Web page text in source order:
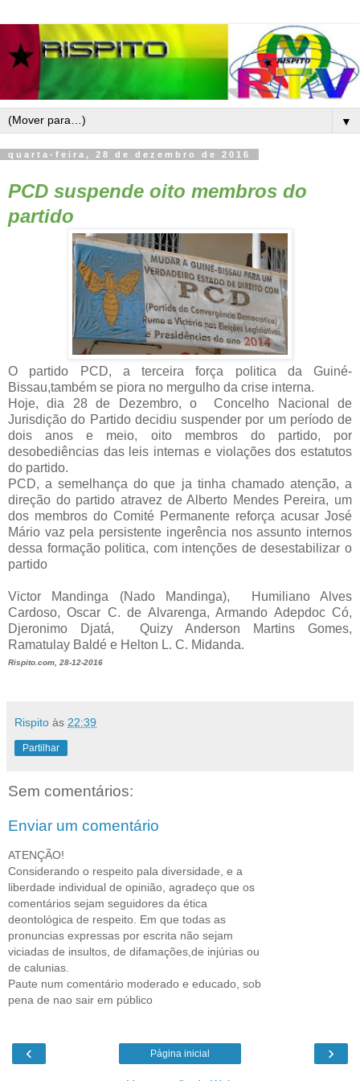
▼
quarta-feira, 28 de dezembro de 2016
PCD suspende oito membros do
partido
O partido PCD, a terceira força politica da Guiné-
Bissau,também se piora no mergulho da crise interna.
Hoje, dia 28 de Dezembro, o Concelho Nacional de
Jurisdição do Partido decidiu suspender por um período de
dois anos e meio, oito membros do partido, por
desobediências das leis internas e violações dos estatutos
do partido.
PCD, a semelhança do que ja tinha chamado atenção, a
direção do partido atravez de Alberto Mendes Pereira, um
dos membros do Comité Permanente reforça acusar José
Mário vaz pela persistente ingerência nos assunto internos
dessa formação politica, com intenções de desestabilizar o
partido
Victor Mandinga (Nado Mandinga), Humiliano Alves
Cardoso, Oscar C. de Alvarenga, Armando Adepdoc Có,
Djeronimo Djatá, Quizy Anderson Martins Gomes,
Ramatulay Baldé e Helton L. C. Midanda.
Rispito.com, 28-12-2016
Rispito às 22:39
Partilhar
Sem comentários:
Enviar um comentário
ATENÇÃO!
Considerando o respeito pala diversidade, e a
liberdade individual de opinião, agradeço que os
comentários sejam seguidores da ética
deontológica de respeito. Em que todas as
pronuncias expressas por escrita não sejam
viciadas de insultos, de difamações,de injúrias ou
de calunias.
Paute num comentário moderado e educado, sob
pena de nao sair em público
‹ ›
Página inicial